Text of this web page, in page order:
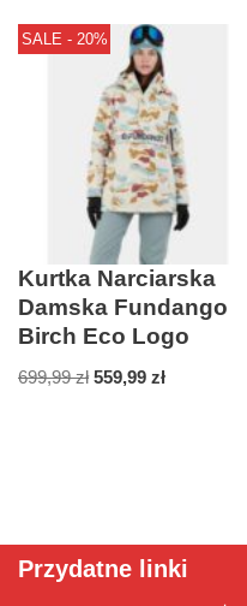
SALE - 20%
Kurtka Narciarska
Damska Fundango
Birch Eco Logo
699,99zł 559,99 zł
Przydatne linki